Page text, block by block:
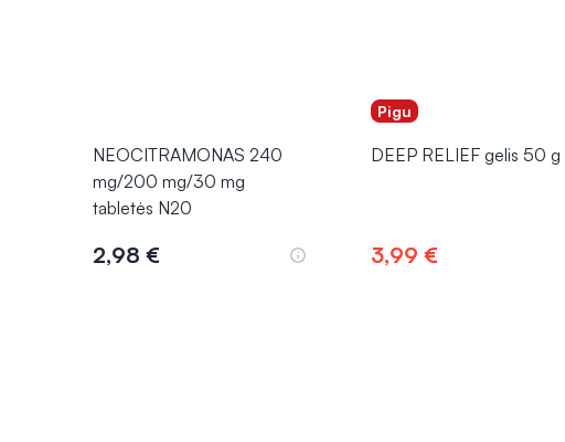
NEOCITRAMONAS 240
mg/200 mg/30 mg
tabletės N20
2,98 €
Pigu
DEEP RELIEF gelis 50 g
3,99 €